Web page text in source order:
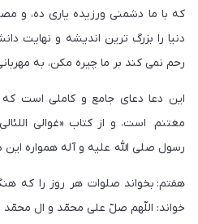
كه با ما دشمنى ورزيده يارى ده، و
دنيا را بزرگ ترين انديشه و نهايت
رحم نمی كند بر ما چيره مكن، به
اين دعا دعاى جامع و كاملى است
مغتنم است، و از كتاب «غوالى
رسول صلى اللّه عليه و آله همواره اين
هفتم: بخواند صلوات هر روز را كه
خواند: اللّهم صلّ على محمّد و ال محمّد